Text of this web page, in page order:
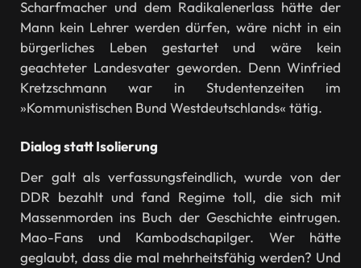
Scharfmacher und dem Radikalenerlass hätte der
Mann kein Lehrer werden dürfen, wäre nicht in ein
bürgerliches Leben gestartet und wäre kein
geachteter Landesvater geworden. Denn Winfried
Kretzschmann war in Studentenzeiten im
»Kommunistischen Bund Westdeutschlands« tätig.
Dialog statt Isolierung
Der galt als verfassungsfeindlich, wurde von der
DDR bezahlt und fand Regime toll, die sich mit
Massenmorden ins Buch der Geschichte eintrugen.
Mao-Fans und Kambodschapilger. Wer hätte
geglaubt, dass die mal mehrheitsfähig werden? Und